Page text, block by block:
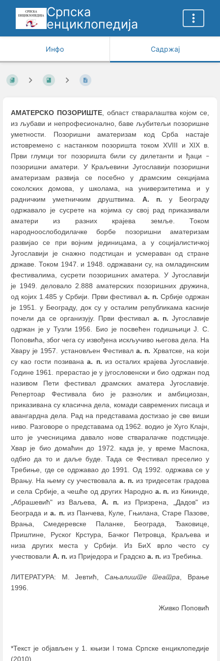
Српска
енциклопедија
Инфо Садржај
АМАТЕРСКО ПОЗОРИШТЕ, област стваралаштва којом се,
из љубави и непрофесионално, баве љубитељи позоришне
уметности. Позоришни аматеризам код Срба настаје
истовремено с настанком позоришта током XVIII и XIX в.
Први глумци тог позоришта били су дилетанти и ђаци –
позоришни аматери. У Краљевини Југославији позоришни
аматеризам развија се посебно у драмским секцијама
соколских домова, у школама, на универзитетима и у
радничким уметничким друштвима. А. п. у Београду
одржавало је сусрете на којима су свој рад приказивали
аматери из разних крајева земље. Током
народноослободилачке борбе позоришни аматеризам
развијао се при војним јединицама, а у социјалистичкој
Југославији је снажно подстицан и усмераван од стране
државе. Током 1947. и 1948. одржавани су, на омладинским
фестивалима, сусрети позоришних аматера. У Југославији
је 1949. деловало 2.888 аматерских позоришних дружина,
од којих 1.485 у Србији. Први фестивала. п. Србије одржан
је 1951. у Београду, док су у осталим републикама касније
почели да се организују. Први фестивал а. п. Југославије
одржан је у Тузли 1956. Био је посвећен годишњици Ј. С.
Поповића, због чега су извођена искључиво његова дела. На
Хвару је 1957. установљен Фестивала. п. Хрватске, на који
су као гости позиванаа. п. из осталих крајева Југославије.
Године 1961. прерастао је у југословенски и био одржан под
називом Пети фестивал драмских аматера Југославије.
Репертоар Фестивала био је разнолик и амбициозан,
приказивана су класична дела, комади савремених писаца и
авангардна дела. Рад на представама достизао је све виши
ниво. Разговоре о представама од 1962. водио је Хуго Клајн,
што је учесницима давало нове стваралачке подстицаје.
Хвар је био домаћин до 1972. када је, у време Маспока,
одбио да то и даље буде. Тада се Фестивал преселио у
Требиње, где се одржавао до 1991. Од 1992. одржава се у
Врању. На њему су учествовала а. п. из тридесетак градова
и села Србије, а чешће од других Народно а. п. из Кикинде,
„Абрашевић" из Ваљева, А. п. из Призрена, „Дадов" из
Београда иа. п. из Панчева, Куле, Гњилана, Старе Пазове,
Врања, Смедеревске Паланке, Београда, Ђаковице,
Приштине, Руског Крстура, Бачког Петровца, Краљева и
низа других места у Србији. Из БиХ врло често су
учествовали А. п. из Приједора и Градско а. п. из Требиња.
ЛИТЕРАТУРА: М. Јевтић, Сањалиште театра , Врање
1996.
Живко Поповић
*Текст је објављен у 1. књизи I тома Српске енциклопедије
(2010)